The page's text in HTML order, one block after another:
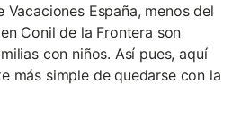
Vacaciones España, menos del
Conil de la Frontera son
con niños. Así pues, aquí
más simple de quedarse con la